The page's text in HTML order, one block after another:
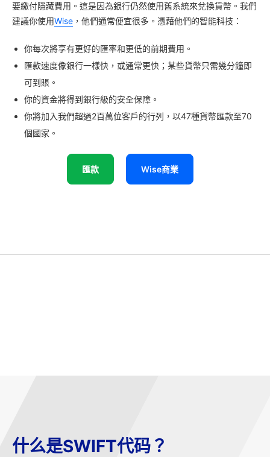
要繳付隱藏費用。這是因為銀行仍然使用舊系統來兌換貨幣。我們
建議你使用Wise ，他們通常便宜很多。憑藉他們的智能科技：
你每次將享有更好的匯率和更低的前期費用。
匯款速度像銀行一樣快，或通常更快；某些貨幣只需幾分鐘即
可到賬。
你的資金將得到銀行級的安全保障。
你將加入我們超過2百萬位客戶的行列，以47種貨幣匯款至70
個國家。
匯款 Wise商業
什么是SWIFT代码？